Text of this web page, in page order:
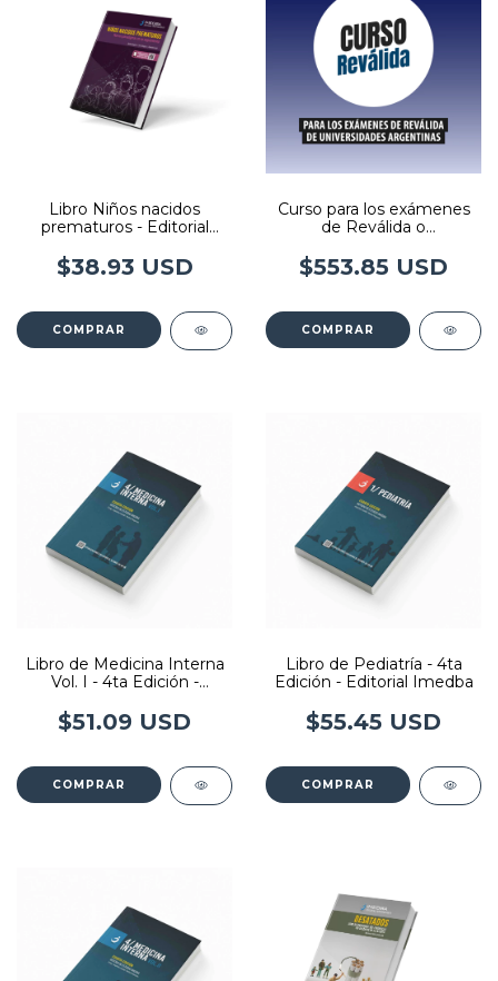
Libro Niños nacidos
prematuros - Editorial
$38.93 USD
COMPRAR
Curso para los exámenes
de Reválida o
Médico
$553.85 USD
COMPRAR
Libro de Medicina Interna
Vol. I - 4ta Edición -
$51.09 USD
COMPRAR
Libro de Pediatría - 4ta
Edición - Editorial Imedba
$55.45 USD
COMPRAR